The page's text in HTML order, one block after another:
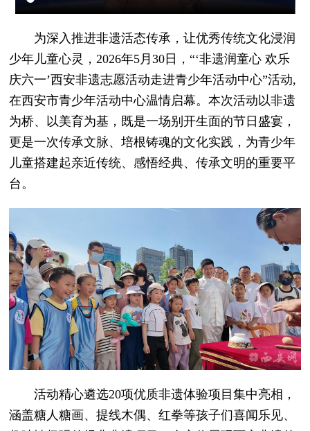
为深入推进非遗活态传承，让优秀传统文化浸润
少年儿童心灵，2026年5月30日，“‘非遗润童心 欢乐
庆六一’西安非遗志愿活动走进青少年活动中心”活动,
在西安市青少年活动中心温情启幕。本次活动以非遗
为桥、以美育为基，既是一场别开生面的节日盛宴，
更是一次传承文脉、培根铸魂的文化实践，为青少年
儿童搭建起亲近传统、感悟经典、传承文明的重要平
台。
活动精心遴选20项优质非遗体验项目集中亮相，
涵盖糖人糖画、提线木偶、红拳等孩子们喜闻乐见、